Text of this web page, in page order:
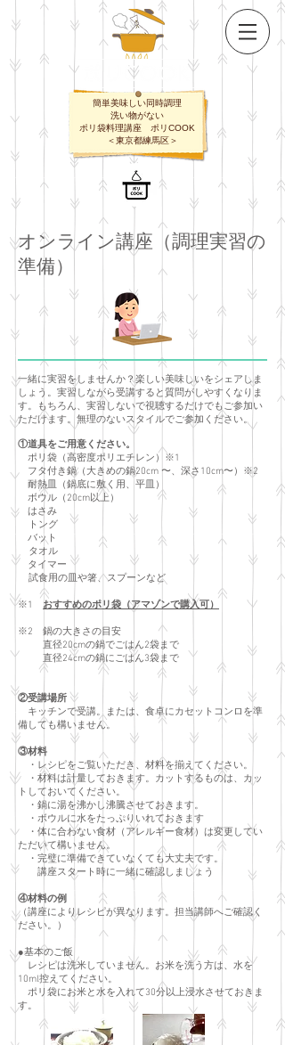
簡単美味しい同時調理
​洗い物がない
ポリ袋料理講座 ポリCOOK
​＜東京都練馬区＞
オンライン講座（調理実習の
準備）
一緒に実習をしませんか？楽しい美味しいをシェアしま
しょう。実習しながら受講すると質問がしやすくなりま
す。もちろん、実習しないで視聴するだけでもご参加い
ただけます。無理のないスタイルでご参加ください。
①道具をご用意ください。
ポリ袋（高密度ポリエチレン）※1
フタ付き鍋（大きめの鍋20cm 〜、深さ10cm〜）※2
耐熱皿（鍋底に敷く用、平皿）
ボウル（20cm以上）
はさみ
トング
バット
タオル
タイマー
試食用の皿や箸、スプーンなど
※1 おすすめのポリ袋（アマゾンで購入可）
※2 鍋の大きさの目安
直径20cmの鍋でごはん2袋まで
直径24cmの鍋にごはん3袋まで
②受講場所
キッチンで受講。または、食卓にカセットコンロを準
備しても構いません。
③材料
・レシピをご覧いただき、材料を揃えてください。
・材料は計量しておきます。カットするものは、カッ
トしておいてください。
・鍋に湯を沸かし沸騰させておきます。
・ボウルに水をたっぷりいれておきます
・体に合わない食材（アレルギー食材）は変更してい
ただいて構いません。
・完璧に準備できていなくても大丈夫です。
講座スタート時に一緒に確認しましょう
④材料の例
（講座によりレシピが異なります。担当講師へご確認く
ださい。）
●基本のご飯
レシピは洗米していません。お米を洗う方は、水を
10ml控えてください。
ポリ袋にお米と水を入れて30分以上浸水させておきま
す。